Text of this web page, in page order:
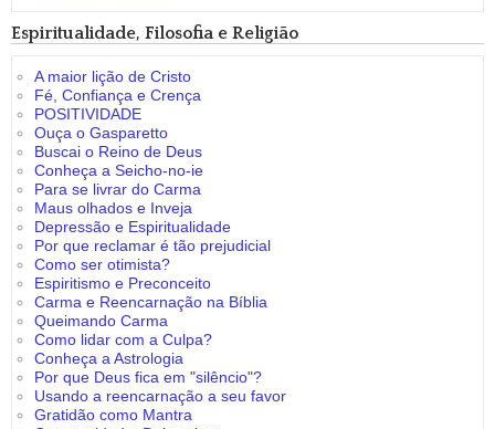
Espiritualidade, Filosofia e Religião
A maior lição de Cristo
Fé, Confiança e Crença
POSITIVIDADE
Ouça o Gasparetto
Buscai o Reino de Deus
Conheça a Seicho-no-ie
Para se livrar do Carma
Maus olhados e Inveja
Depressão e Espiritualidade
Por que reclamar é tão prejudicial
Como ser otimista?
Espiritismo e Preconceito
Carma e Reencarnação na Bíblia
Queimando Carma
Como lidar com a Culpa?
Conheça a Astrologia
Por que Deus fica em "silêncio"?
Usando a reencarnação a seu favor
Gratidão como Mantra